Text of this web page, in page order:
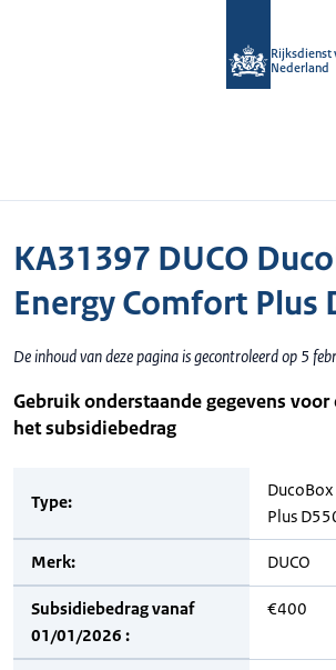
Rijksdienst
Nederland
KA31397 DUCO
Energy Comfort Plus
De inhoud van deze pagina is gecontroleerd op 5
Gebruik onderstaande gegevens
het subsidiebedrag
Type:
Plus
Merk: DUCO
Subsidiebedrag vanaf
01/01/2026 :
€400